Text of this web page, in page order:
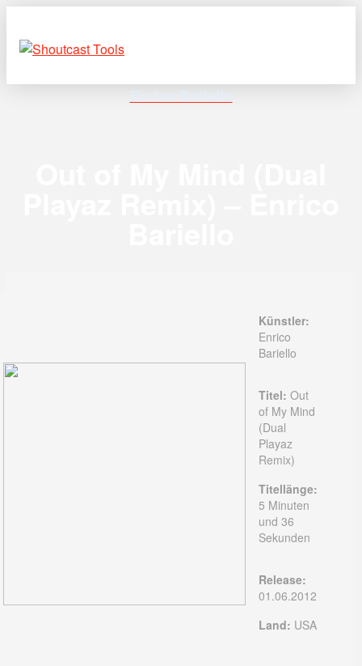
Enrico Bariello
Künstler:
Enrico
Bariello
Titel: Out
of My Mind
(Dual
Playaz
Remix)
Titellänge:
5 Minuten
und 36
Sekunden
Release:
01.06.2012
Land: USA